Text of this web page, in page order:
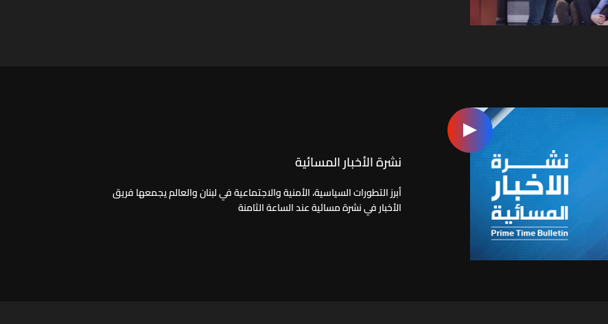
نشرة الأخبار المسائية
أبرز التطورات السياسية، الأمنية والاجتماعية في لبنان والعالم يجمعها فريق
الأخبار في نشرة مسائية عند الساعة الثامنة